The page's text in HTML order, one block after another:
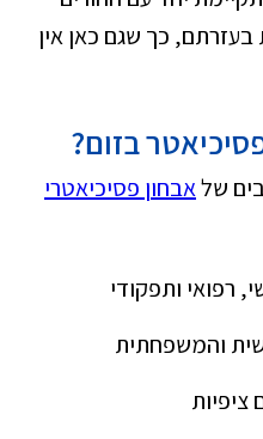
כך שגם כאן אין
בזום?
שלאבחון פסיכיאטרי
רפואי ותפקודי
והמשפחתית
ציפיות